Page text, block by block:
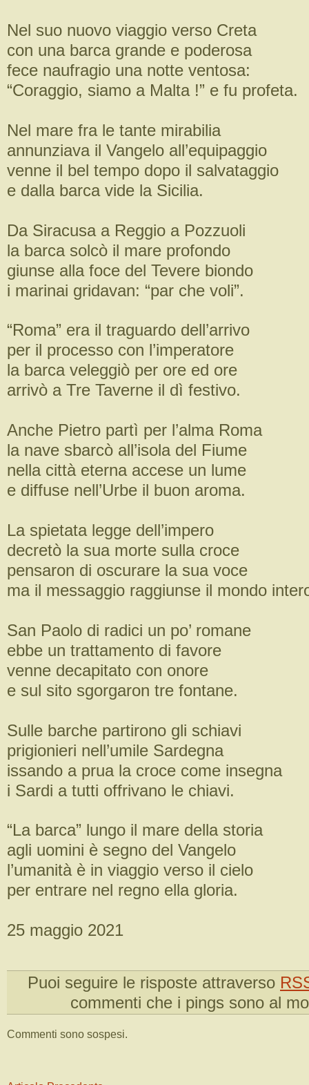
Nel suo nuovo viaggio verso Creta
con una barca grande e poderosa
fece naufragio una notte ventosa:
“Coraggio, siamo a Malta !” e fu profeta.
Nel mare fra le tante mirabilia
annunziava il Vangelo all’equipaggio
venne il bel tempo dopo il salvataggio
e dalla barca vide la Sicilia.
Da Siracusa a Reggio a Pozzuoli
la barca solcò il mare profondo
giunse alla foce del Tevere biondo
i marinai gridavan: “par che voli”.
“Roma” era il traguardo dell’arrivo
per il processo con l’imperatore
la barca veleggiò per ore ed ore
arrivò a Tre Taverne il dì festivo.
Anche Pietro partì per l’alma Roma
la nave sbarcò all’isola del Fiume
nella città eterna accese un lume
e diffuse nell’Urbe il buon aroma.
La spietata legge dell’impero
decretò la sua morte sulla croce
pensaron di oscurare la sua voce
ma il messaggio raggiunse il mondo
San Paolo di radici un po’ romane
ebbe un trattamento di favore
venne decapitato con onore
e sul sito sgorgaron tre fontane.
Sulle barche partirono gli schiavi
prigionieri nell’umile Sardegna
issando a prua la croce come insegna
i Sardi a tutti offrivano le chiavi.
“La barca” lungo il mare della storia
agli uomini è segno del Vangelo
l’umanità è in viaggio verso il cielo
per entrare nel regno ella gloria.
25 maggio 2021
Puoi seguire le risposte attraverso
commenti che i pings sono al
Commenti sono sospesi.